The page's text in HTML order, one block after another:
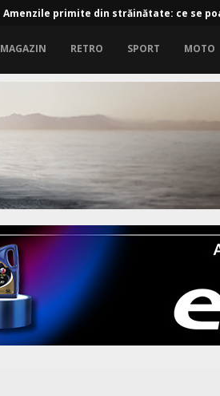
Amenzile primite din străinătate: ce se
MAGAZIN RETRO SPORT MOTO